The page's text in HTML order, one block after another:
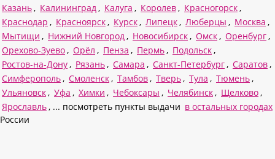
Казань , Калининград , Калуга , Королев , Красногорск ,
Краснодар , Красноярск , Курск , Липецк , Люберцы , Москва ,
Мытищи , Нижний Новгород , Новосибирск , Омск , Оренбург ,
Орехово-Зуево , Орёл , Пенза , Пермь , Подольск ,
Ростов-на-Дону , Рязань , Самара , Санкт-Петербург , Саратов ,
Симферополь , Смоленск , Тамбов , Тверь , Тула , Тюмень ,
Ульяновск , Уфа , Химки , Чебоксары , Челябинск , Щелково ,
Ярославль , ... посмотреть пункты выдачи в остальных городах
России